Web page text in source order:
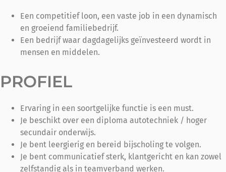
Een competitief loon, een vaste job in een dynamisch
en groeiend familiebedrijf.
Een bedrijf waar dagdagelijks geïnvesteerd wordt in
mensen en middelen.
PROFIEL
Ervaring in een soortgelijke functie is een must.
Je beschikt over een diploma autotechniek / hoger
secundair onderwijs.
Je bent leergierig en bereid bijscholing te volgen.
Je bent communicatief sterk, klantgericht en kan zowel
zelfstandig als in teamverband werken.